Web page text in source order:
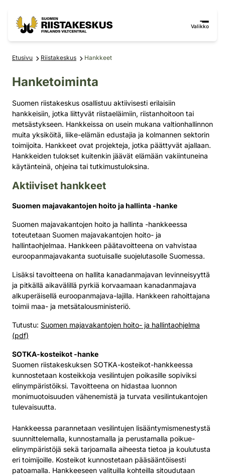
Valikko
Etusivu Riistakeskus Hankkeet
Hanketoiminta
Suomen riistakeskus osallistuu aktiivisesti erilaisiin
hankkeisiin, jotka liittyvät riistaeläimiin, riistanhoitoon tai
metsästykseen. Hankkeissa on usein mukana valtionhallinnon
muita yksiköitä, liike-elämän edustajia ja kolmannen sektorin
toimijoita. Hankkeet ovat projekteja, jotka päättyvät ajallaan.
Hankkeiden tulokset kuitenkin jäävät elämään vakiintuneina
käytänteinä, ohjeina tai tutkimustuloksina.
Aktiiviset hankkeet
Suomen majavakantojen hoito ja hallinta -hanke
Suomen majavakantojen hoito ja hallinta -hankkeessa
toteutetaan Suomen majavakantojen hoito- ja
hallintaohjelmaa. Hankkeen päätavoitteena on vahvistaa
euroopanmajavakanta suotuisalle suojelutasolle Suomessa.
Lisäksi tavoitteena on hallita kanadanmajavan levinneisyyttä
ja pitkällä aikavälillä pyrkiä korvaamaan kanadanmajava
alkuperäisellä euroopanmajava-lajilla. Hankkeen rahoittajana
toimii maa- ja metsätalousministeriö.
Tutustu: Suomen majavakantojen hoito- ja hallintaohjelma
(pdf)
SOTKA-kosteikot -hanke
Suomen riistakeskuksen SOTKA-kosteikot-hankkeessa
kunnostetaan kosteikkoja vesilintujen poikasille sopiviksi
elinympäristöiksi. Tavoitteena on hidastaa luonnon
monimuotoisuuden vähenemistä ja turvata vesilintukantojen
tulevaisuutta.
Hankkeessa parannetaan vesilintujen lisääntymismenestystä
suunnittelemalla, kunnostamalla ja perustamalla poikue-
elinympäristöjä sekä tarjoamalla aiheesta tietoa ja koulutusta
eri toimijoille. Kosteikot kunnostetaan pääsääntöisesti
patoamalla. Hankkeeseen valituilla kohteilla sitoudutaan